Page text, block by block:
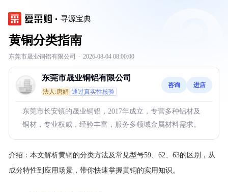
寻源宝典
黄铜分类指南
东莞市晟业铜铝有限公司 · 2026-08-04 08:00:00
东莞市晟业铜铝有限公司
法人:唐娟 通过真实性核验
咨询 进店
东莞市长安镇的晟业铜铝，2017年成立，专营多种铝材及
铜材，专业权威，经验丰富，服务多领域金属材料需求。
介绍： 本文解析黄铜的分类方法及常见型号59、62、63的区别，从
成分特性到应用场景，带你快速掌握黄铜的实用知识。